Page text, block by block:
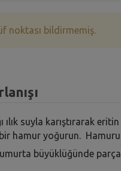
noktası bildirmemiş.
ılık suyla karıştırarak
hamur yoğurun.
büyüklüğünde